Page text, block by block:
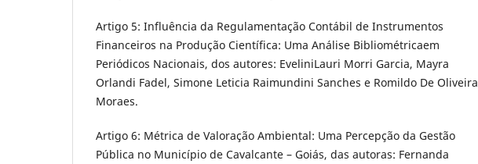
Artigo 5: Influência da Regulamentação Contábil de Instrumentos
Financeiros na Produção Científica: Uma Análise Bibliométricaem
Periódicos Nacionais, dos autores: EveliniLauri Morri Garcia, Mayra
Orlandi Fadel, Simone Leticia Raimundini Sanches e Romildo De Oliveira
Moraes.
Artigo 6: Métrica de Valoração Ambiental: Uma Percepção da Gestão
Pública no Município de Cavalcante – Goiás, das autoras: Fernanda